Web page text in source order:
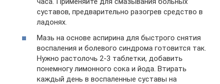
суставов, предварительно разогрев средство в
ладонях.
Мазь на основе аспирина для быстрого снятия
воспаления и болевого синдрома готовится так.
Нужно растолочь 2-3 таблетки, добавить
понемногу лимонного сока и йода. Втирать
каждый день в воспаленные суставы на